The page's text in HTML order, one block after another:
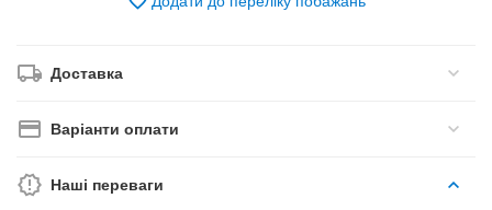
Доставка
Варіанти оплати
Наші переваги